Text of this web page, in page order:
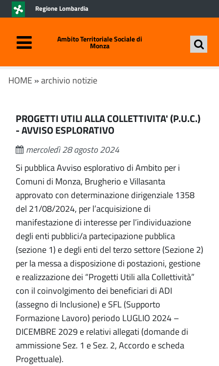
Regione Lombardia
Ambito Territoriale Sociale di
Monza
HOME »archivio notizie
PROGETTI UTILI ALLA COLLETTIVITA' (P.U.C.)
- AVVISO ESPLORATIVO
mercoledì 28 agosto 2024
Si pubblica Avviso esplorativo di Ambito per i
Comuni di Monza, Brugherio e Villasanta
approvato con determinazione dirigenziale 1358
del 21/08/2024, per l’acquisizione di
manifestazione di interesse per l’individuazione
degli enti pubblici/a partecipazione pubblica
(sezione 1) e degli enti del terzo settore (Sezione 2)
per la messa a disposizione di postazioni, gestione
e realizzazione dei “Progetti Utili alla Collettività”
con il coinvolgimento dei beneficiari di ADI
(assegno di Inclusione) e SFL (Supporto
Formazione Lavoro) periodo LUGLIO 2024 –
DICEMBRE 2029 e relativi allegati (domande di
ammissione Sez. 1 e Sez. 2, Accordo e scheda
Progettuale).